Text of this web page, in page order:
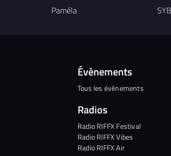
Paméla SYB
Évènements
Tous les évènements
Radios
Radio RIFFX Festival
Radio RIFFX Vibes
Radio RIFFX Air